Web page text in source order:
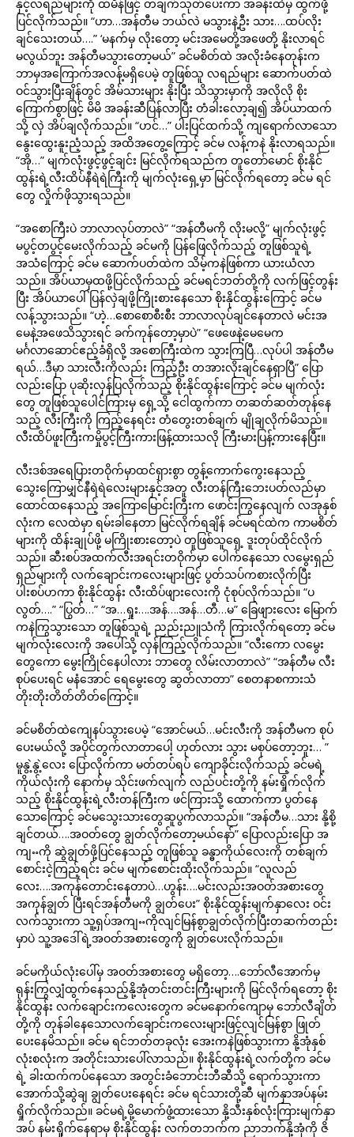
နှင့်လရည်များကို ထမိန်ဖြင့် တချက်သုတ်ပေးကာ အခန်းထဲမှ ထွက်ဖို့
ပြင်လိုက်သည်။ “ဟာ…အန်တီမ ဘယ်လဲ မသွားနဲ့ဦး သား….ထပ်လိုး
ချင်သေးတယ်….” ‘မနက်မှ လိုးတော့ မင်းအမေတို့အဖေတို့ နိုးလာရင်
မလွယ်ဘူး အန်တီမသွားတော့မယ်” ခင်မစိတ်ထဲ အလိုးခံနေတုန်းက
ဘာမှအကြောက်အလန့်မရှိပေမဲ့ တူဖြစ်သူ လရည်များ ဆောက်ပတ်ထဲ
ဝင်သွားပြီးချိန်တွင် အိမ်သားများ နိုးပြီး သိသွားမှာကို အလိုလို စိုး
ကြောက်စွာဖြင့် မိမိ အခန်းဆီပြန်လာပြီး တံခါးလော့ချ၍ အိပ်ယာထက်
သို့ လှဲ အိပ်ချလိုက်သည်။ “ဟင်…” ပါးပြင်ထက်သို့ ကျရောက်လာသော
နွေးထွေးနူးညံ့သည့် အထိအတွေ့ကြောင့် ခင်မ လန့်ကနဲ နိုးလာရသည်။
“အို…” မျက်လုံးဖွင့်ဖွင့်ချင်း မြင်လိုက်ရသည်က တူတော်မောင် စိုးနိုင်
ထွန်းရဲ့လီးထိပ်နီရဲရဲကြီးကို မျက်လုံးရှေ့မှာ မြင်လိုက်ရတော့ ခင်မ ရင်
တွေ လှိုက်ဖိုသွားရသည်။
“အစောကြီးပဲ ဘာလာလုပ်တာလဲ” “အန်တီမကို လိုးမလို့” မျက်လုံးဖွင့်
မပွင့်တပွင့်မေးလိုက်သည့် ခင်မကို ပြန်ဖြေလိုက်သည့် တူဖြစ်သူရဲ့
အသံကြောင့် ခင်မ ဆောက်ပတ်ထဲက သိမ့်ကနဲဖြစ်ကာ ယားယံလာ
သည်။ အိပ်ယာမှထဖို့ပြင်လိုက်သည့် ခင်မရင်ဘတ်တို့ကို လက်ဖြင့်တွန်း
ပြီး အိပ်ယာပေါ်ပြန်လှဲချဖို့ကြိုးစားနေသော စိုးနိုင်ထွန်းကြောင့် ခင်မ
လန့်သွားသည်။ “ဟဲ့…စောစောစီးစီး ဘာလာလုပ်ချင်နေတာလဲ မင်းအ
မေနဲ့အဖေသိသွားရင် ခက်ကုန်တော့မှာပဲ” “ဖေဖေနဲ့မေမေက
မင်္ဂလာဆောင်ဧည့်ခံရှိလို့ အစောကြီးထဲက သွားကြပြီ…လုပ်ပါ အန်တီမ
ရယ်…ဒီမှာ သားလီးကိုလည်း ကြည့်ဦး တအားလိုးချင်နေရှာပြီ” ပြော
လည်းပြော ပုဆိုးလှန်ပြလိုက်သည့် စိုးနိုင်ထွန်းကြောင့် ခင်မ မျက်လုံး
တွေ တူဖြစ်သူပေါင်ကြားမှ ရှေ့သို့ ငေါထွက်ကာ တဆတ်ဆတ်တုန်နေ
သည့် လီးကြီးကို ကြည့်နေရင်း တံတွေးတစ်ချက် မျိုချလိုက်မိသည်။
လီးထိပ်ဖူးကြီးကမှိုပွင့်ကြီးကားဖြန့်ထားသလို ကြီးမားပြန့်ကားနေပြီး။
လီးဒစ်အရေပြားတဝိုက်မှာထင်ရှားစွာ တွန့်ကောက်ကွေးနေသည့်
သွေးကြောမျှင်နီရဲရဲလေးများနှင့်အတူ လီးတန်ကြီးဘေးပတ်လည်မှာ
ထောင်ထနေသည့် အကြောမြောင်းကြီးက ဖောင်းကြွနေလျက် လအုနှစ်
လုံးက လေထဲမှာ ရမ်းခါနေတာ မြင်လိုက်ရချိန် ခင်မရင်ထဲက ကာမစိတ်
များကို ထိန်းချုပ်ဖို့ မကြိုးစားတော့ပဲ တူဖြစ်သူရှေ့ ဒူးတုပ်ထိုင်လိုက်
သည်။ ဆီးစပ်အထက်လီးအရင်းတဝိုက်မှာ ပေါက်နေသော လမွေးရှည်
ရှည်များကို လက်ချောင်းကလေးများဖြင့် ပွတ်သပ်ကစားလိုက်ပြီး
ပါးစပ်ဟကာ စိုးနိုင်ထွန်း လီးထိပ်ဖျားလေးကို ငုံစုပ်လိုက်သည်။ “ပ
လွတ်….” “ပြွတ်…” “အ…ရှုး….အန်….အန်…တီ…မ” ခြေဖျားလေး မြောက်
ကနဲကြွသွားသော တူဖြစ်သူရဲ့ ညည်းညူသံကို ကြားလိုက်ရတော့ ခင်မ
မျက်လုံးလေးကို အပေါ်သို့ လှန်ကြည့်လိုက်သည်။ “လီးကော လမွေး
တွေကော မွေးကြိုင်နေပါလား ဘာတွေ လိမ်းလာတာလဲ” “အန်တီမ လီး
စုပ်ပေးရင် မနံအောင် ရေမွေးတွေ ဆွတ်လာတာ” စေတနာစကားသံ
တိုးတိုးတိတ်တိတ်ကြောင့်။
ခင်မစိတ်ထဲကျေနပ်သွားပေမဲ့ “အောင်မယ်…မင်းလီးကို အန်တီမက စုပ်
ပေးမယ်လို့ အပိုင်တွက်လာတာပေါ့ ဟုတ်လား သွား မစုပ်တော့ဘူး… ”
မူနွဲ့နွဲ့လေး ပြောလိုက်ကာ မတ်တပ်ရပ် ကျောခိုင်းလိုက်သည့် ခင်မရဲ့
ကိုယ်လုံးကို နောက်မှ သိုင်းဖက်လျက် လည်ပင်းတို့ကို နမ်းရှိုက်လိုက်
သည့် စိုးနိုင်ထွန်းရဲ့လီးတန်ကြီးက ဖင်ကြားသို့ ထောက်ကာ ပွတ်နေ
သောကြောင့် ခင်မသွေးသားတွေဆူပွက်လာသည်။ “အန်တီမ…သား နို့စို့
ချင်တယ်….အဝတ်တွေ ချွတ်လိုက်တော့မယ်နော်” ပြောလည်းပြော အ
ကျႌကို ဆွဲချွတ်ဖို့ပြင်နေသည့် တူဖြစ်သူ ခန္ဓာကိုယ်လေးကို တစ်ချက်
စောင်းငဲ့ကြည့်ရင်း ခင်မ မျက်စောင်းထိုးလိုက်သည်။ “လူလည်
လေး….အကုန်တောင်းနေတာပဲ…ဟွန်း….မင်းလည်းအဝတ်အစားတွေ
အကုန်ချွတ် ပြီးရင်အန်တီမကို ချွတ်ပေး” စိုးနိုင်ထွန်းမျက်နှာလေး ဝင်း
လက်သွားကာ သူ့ရှပ်အကျႌကိုလျင်မြန်စွာချွတ်လိုက်ပြီးတဆက်တည်း
မှာပဲ သူ့အဒေါ်ရဲ့အဝတ်အစားတွေကို ချွတ်ပေးလိုက်သည်။
ခင်မကိုယ်လုံးပေါ်မှ အဝတ်အစားတွေ မရှိတော့….ဘော်လီအောက်မှ
ရုန်းကြွလျှံထွက်နေသည့်နို့အုံတင်းတင်းကြီးများကို မြင်လိုက်ရတော့ စိုး
နိုင်ထွန်း လက်ချောင်းကလေးတွေက ခင်မနောက်ကျောမှ ဘော်လီချိတ်
တို့ကို တုန်ခါနေသောလက်ချောင်းကလေးများဖြင့်လျင်မြန်စွာ ဖြုတ်
ပေးနေမိသည်။ ခင်မ ရင်ဘတ်တခုလုံး အေးကနဲဖြစ်သွားကာ နို့အုံနှစ်
လုံးစလုံးက အတိုင်းသားပေါ်လာသည်။ စိုးနိုင်ထွန်းရဲ့လက်တို့က ခင်မ
ရဲ့ ခါးထက်ကပ်နေသော အတွင်းခံဘောင်းဘီဆီသို့ ရောက်သွားကာ
အောက်သို့ဆွဲချ ချွတ်ပေးနေရင်း ခင်မ ရင်သားတို့ဆီ မျက်နှာအပ်နမ်း
ရှိုက်လိုက်သည်။ ခင်မရဲ့မို့မောက်ဖွံ့ထားသော နို့သီးနှစ်လုံးကြားမျက်နှာ
အပ် နမ်းရှိုက်နေရာမှ စိုးနိုင်ထွန်း လက်တဘက်က ညာဘက်နို့အုံကို ဇိ